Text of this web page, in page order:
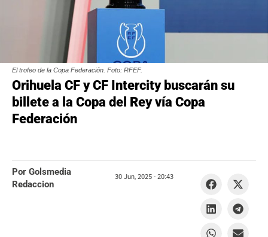
El trofeo de la Copa Federación. Foto: RFEF.
Orihuela CF y CF Intercity buscarán su
billete a la Copa del Rey vía Copa
Federación
Por Golsmedia
Redaccion
30 Jun, 2025 - 20:43